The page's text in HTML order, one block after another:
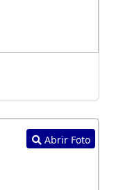
Abrir Foto